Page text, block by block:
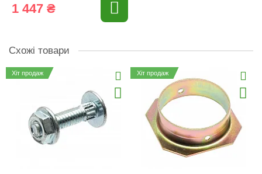
1 447 ₴
Схожі товари
Хіт продаж Хіт продаж